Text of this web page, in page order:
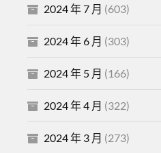
2024 年 7 月 (603)
2024 年 6 月 (303)
2024 年 5 月 (166)
2024 年 4 月 (322)
2024 年 3 月 (273)